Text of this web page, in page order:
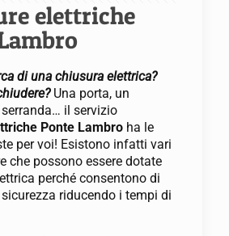
elettriche
di una chiusura elettrica?
Una porta, un
il servizio
Ponte Lambro ha le
per voi! Esistono infatti vari
che possono essere dotate
perché consentono di
riducendo i tempi di